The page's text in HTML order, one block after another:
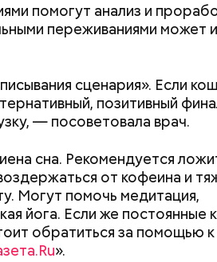
помогут анализ и
переживаниями может
сценария». Если
позитивный
— посоветовала врач.
сна. Рекомендуется
от кофеина и
Могут помочь медитация,
йога. Если же
обратиться за помощью к
».